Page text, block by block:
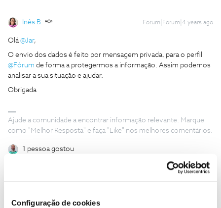
Configuração de cookies
Inês B. Forum|Forum|4 years ago
Olá@Jar,
O envio dos dados é feito por mensagem privada, para o perfil
@Fórum de forma a protegermos a informação. Assim podemos
analisar a sua situação e ajudar.
Obrigada
Ajude a comunidade a encontrar informação relevante. Marque
como "Melhor Resposta" e faça "Like" nos melhores comentários.
1 pessoa gostou